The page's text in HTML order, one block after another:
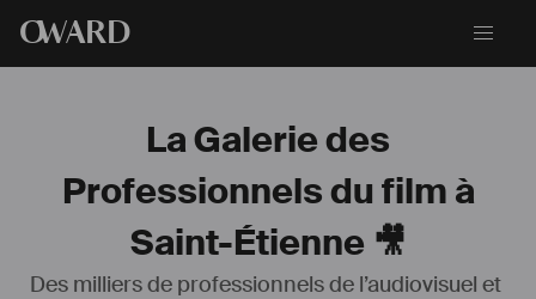
OWARD
La Galerie des
Professionnels du film à
Saint-Étienne 🎥
Des milliers de professionnels de l’audiovisuel et